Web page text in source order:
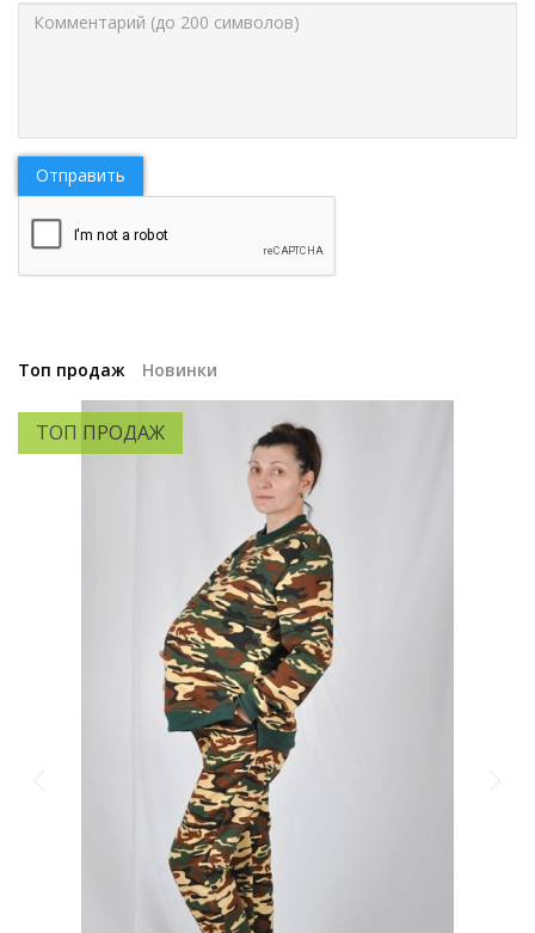
Отправить
Топ продаж Новинки
ТОП ПРОДАЖ